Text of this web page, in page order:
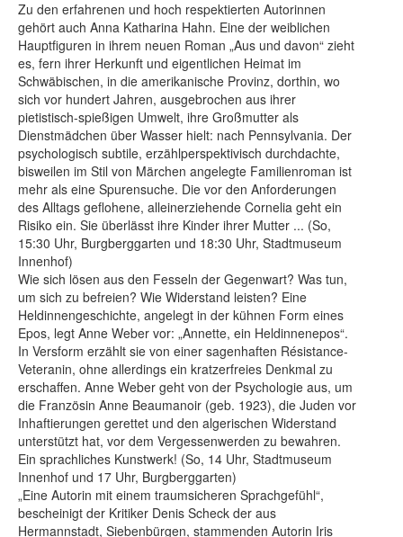
Zu den erfahrenen und hoch respektierten Autorinnen
gehört auch Anna Katharina Hahn. Eine der weiblichen
Hauptfiguren in ihrem neuen Roman „Aus und davon“ zieht
es, fern ihrer Herkunft und eigentlichen Heimat im
Schwäbischen, in die amerikanische Provinz, dorthin, wo
sich vor hundert Jahren, ausgebrochen aus ihrer
pietistisch-spießigen Umwelt, ihre Großmutter als
Dienstmädchen über Wasser hielt: nach Pennsylvania. Der
psychologisch subtile, erzählperspektivisch durchdachte,
bisweilen im Stil von Märchen angelegte Familienroman ist
mehr als eine Spurensuche. Die vor den Anforderungen
des Alltags geflohene, alleinerziehende Cornelia geht ein
Risiko ein. Sie überlässt ihre Kinder ihrer Mutter ... (So,
15:30 Uhr, Burgberggarten und 18:30 Uhr, Stadtmuseum
Innenhof)
Wie sich lösen aus den Fesseln der Gegenwart? Was tun,
um sich zu befreien? Wie Widerstand leisten? Eine
Heldinnengeschichte, angelegt in der kühnen Form eines
Epos, legt Anne Weber vor: „Annette, ein Heldinnenepos“.
In Versform erzählt sie von einer sagenhaften Résistance-
Veteranin, ohne allerdings ein kratzerfreies Denkmal zu
erschaffen. Anne Weber geht von der Psychologie aus, um
die Französin Anne Beaumanoir (geb. 1923), die Juden vor
Inhaftierungen gerettet und den algerischen Widerstand
unterstützt hat, vor dem Vergessenwerden zu bewahren.
Ein sprachliches Kunstwerk! (So, 14 Uhr, Stadtmuseum
Innenhof und 17 Uhr, Burgberggarten)
„Eine Autorin mit einem traumsicheren Sprachgefühl“,
bescheinigt der Kritiker Denis Scheck der aus
Hermannstadt, Siebenbürgen, stammenden Autorin Iris